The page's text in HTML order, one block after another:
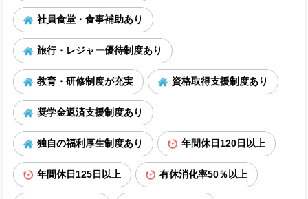
社員食堂・食事補助あり
旅行・レジャー優待制度あり
教育・研修制度が充実 資格取得支援制度あり
奨学金返済支援制度あり
独自の福利厚生制度あり 年間休日120日以上
年間休日125日以上 有休消化率50％以上